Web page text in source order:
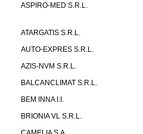
ASPIRO-MED S.R.L.
ATARGATIS S.R.L.
AUTO-EXPRES S.R.L.
AZIS-NVM S.R.L.
BALCANCLIMAT S.R.L.
BEM INNA I.I.
BRIONIA VL S.R.L.